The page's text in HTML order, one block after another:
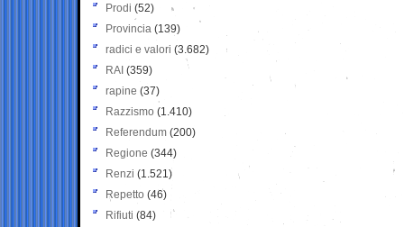
Prodi (52)
Provincia (139)
radici e valori (3.682)
RAI (359)
rapine (37)
Razzismo (1.410)
Referendum (200)
Regione (344)
Renzi (1.521)
Repetto (46)
Rifiuti (84)